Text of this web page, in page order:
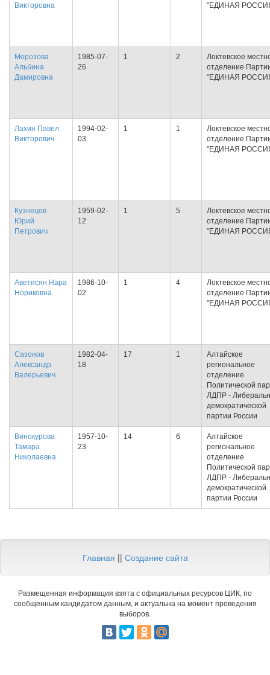
Викторовна
"ЕДИНАЯ
Морозова
Альбина
Дамировна
1985-07-
26
1 2
Локтевское
отделение
"ЕДИНАЯ
Лахин Павел
Викторович
1994-02-
03
1 1
Локтевское
отделение
"ЕДИНАЯ
Кузнецов
Юрий
Петрович
1959-02-
12
1 5
Локтевское
отделение
"ЕДИНАЯ
Аветисян Нара
Нориковна
1986-10-
02
1 4
Локтевское
отделение
"ЕДИНАЯ
Сазонов
Александр
Валерьевич
1982-04-
18
17 1
Алтайское
региональное
отделение
Политической
ЛДПР -
демократической
партии России
Винокурова
Тамара
Николаевна
1957-10-
23
14 6
Алтайское
региональное
отделение
Политической
ЛДПР -
демократической
партии России
Главная || Создание сайта
Размещенная информация взята с официальных ресурсов ЦИК, по
сообщенным кандидатом данным, и актуальна на момент проведения
выборов.